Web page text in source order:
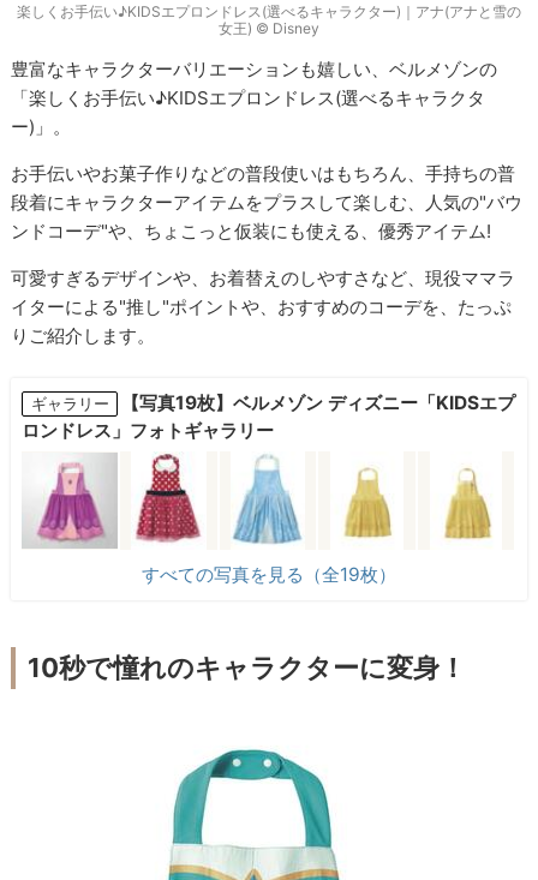
楽しくお手伝い♪KIDSエプロンドレス(選べるキャラクター)｜アナ(アナと雪の
女王) © Disney
豊富なキャラクターバリエーションも嬉しい、ベルメゾンの
「楽しくお手伝い♪KIDSエプロンドレス(選べるキャラクタ
ー)」。
お手伝いやお菓子作りなどの普段使いはもちろん、手持ちの普
段着にキャラクターアイテムをプラスして楽しむ、人気の"バウ
ンドコーデ"や、ちょこっと仮装にも使える、優秀アイテム!
可愛すぎるデザインや、お着替えのしやすさなど、現役ママラ
イターによる"推し"ポイントや、おすすめのコーデを、たっぷ
りご紹介します。
ギャラリー
【写真19枚】ベルメゾン ディズニー「KIDSエプ
ロンドレス」フォトギャラリー
すべての写真を見る（全19枚）
10秒で憧れのキャラクターに変身！